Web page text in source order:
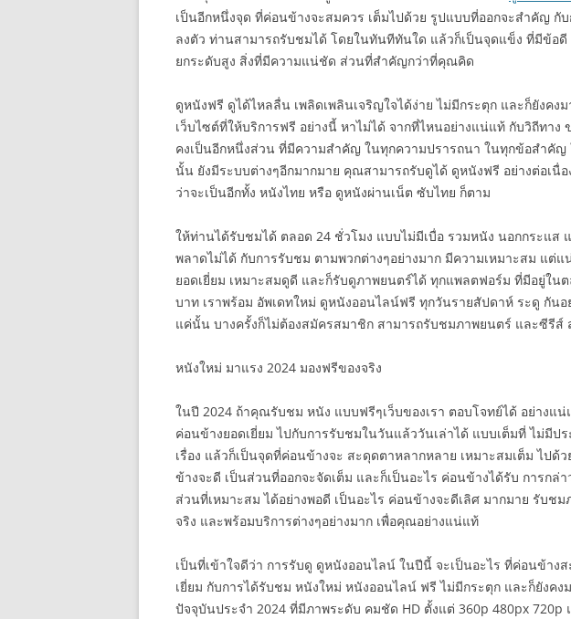
เป็นอีกหนึ่งจุด ที่ค่อนข้างจะสมควร เต็มไปด้วย รูปแบบที่ออกจะสำคัญ กั
ลงตัว ท่านสามารถรับชมได้ โดยในทันทีทันใด แล้วก็เป็นจุดแข็ง ที่มีข้อ
ยกระดับสูง สิ่งที่มีความแน่ชัด ส่วนที่สำคัญกว่าที่คุณคิด
ดูหนังฟรี ดูได้ไหลลื่น เพลิดเพลินเจริญใจได้ง่าย ไม่มีกระตุก และก็ยังคง
เว็บไซต์ที่ให้บริการฟรี อย่างนี้ หาไม่ได้ จากที่ไหนอย่างแน่แท้ กับวิถีทาง
คงเป็นอีกหนึ่งส่วน ที่มีความสำคัญ ในทุกความปรารถนา ในทุกข้อสำคั
นั้น ยังมีระบบต่างๆอีกมากมาย คุณสามารถรับดูได้ ดูหนังฟรี อย่างต่อเนื่
ว่าจะเป็นอีกทั้ง หนังไทย หรือ ดูหนังผ่านเน็ต ซับไทย ก็ตาม
ให้ท่านได้รับชมได้ ตลอด 24 ชั่วโมง แบบไม่มีเบื่อ รวมหนัง นอกกระแส
พลาดไม่ได้ กับการรับชม ตามพวกต่างๆอย่างมาก มีความเหมาะสม แต่
ยอดเยี่ยม เหมาะสมดูดี และก็รับดูภาพยนตร์ได้ ทุกแพลตฟอร์ม ที่มีอยู่ใน
บาท เราพร้อม อัพเดทใหม่ ดูหนังออนไลน์ฟรี ทุกวันรายสัปดาห์ ระดู กันอ
แค่นั้น บางครั้งก็ไม่ต้องสมัครสมาชิก สามารถรับชมภาพยนตร์ และซีรีส์
หนังใหม่ มาแรง 2024 มองฟรีของจริง
ในปี 2024 ถ้าคุณรับชม หนัง แบบฟรีๆเว็บของเรา ตอบโจทย์ได้ อย่างแ
ค่อนข้างยอดเยี่ยม ไปกับการรับชมในวันแล้ววันเล่าได้ แบบเต็มที่ ไม่มีป
เรื่อง แล้วก็เป็นจุดที่ค่อนข้างจะ สะดุดตาหลากหลาย เหมาะสมเต็ม ไป
ข้างจะดี เป็นส่วนที่ออกจะจัดเต็ม และก็เป็นอะไร ค่อนข้างได้รับ การกล่
ส่วนที่เหมาะสม ได้อย่างพอดี เป็นอะไร ค่อนข้างจะดีเลิศ มากมาย รับช
จริง และพร้อมบริการต่างๆอย่างมาก เพื่อคุณอย่างแน่แท้
เป็นที่เข้าใจดีว่า การรับดู ดูหนังออนไลน์ ในปีนี้ จะเป็นอะไร ที่ค่อนข้าง
เยี่ยม กับการได้รับชม หนังใหม่ หนังออนไลน์ ฟรี ไม่มีกระตุก และก็ยังค
ปัจจุบันประจำ 2024 ที่มีภาพระดับ คมชัด HD ตั้งแต่ 360p 480px 720p